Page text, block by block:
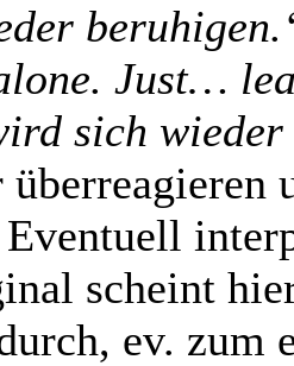
Just…
sich
Eventuell
scheint
ev. zum